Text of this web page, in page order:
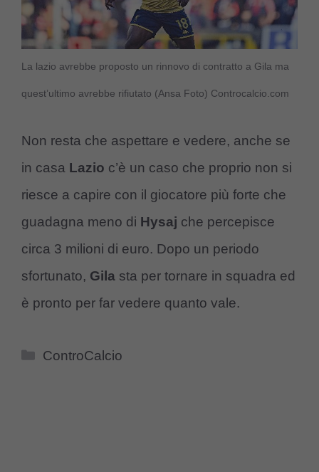
La lazio avrebbe proposto un rinnovo di contratto a Gila ma
quest’ultimo avrebbe rifiutato (Ansa Foto) Controcalcio.com
Non resta che aspettare e vedere, anche se
in casa Lazio c’è un caso che proprio non si
riesce a capire con il giocatore più forte che
guadagna meno di Hysaj che percepisce
circa 3 milioni di euro. Dopo un periodo
sfortunato, Gila sta per tornare in squadra ed
è pronto per far vedere quanto vale.
Categorie
ControCalcio